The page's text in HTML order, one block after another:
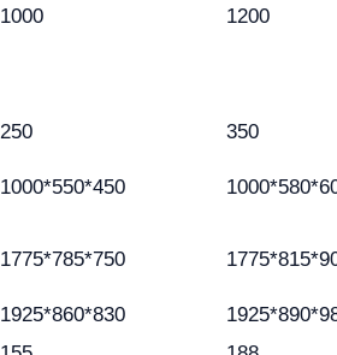
1000
1200
250
350
1000*550*450
1775*785*750
1925*860*830